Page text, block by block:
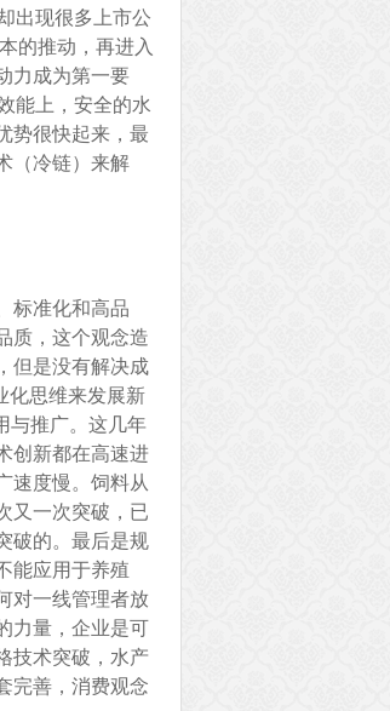
出现很多上市公
的推动，再进入
力成为第一要
能上，安全的水
势很快起来，最
（冷链）来解
标准化和高品
质，这个观念造
但是没有解决成
化思维来发展新
与推广。这几年
创新都在高速进
速度慢。饲料从
又一次突破，已
破的。最后是规
能应用于养殖
对一线管理者放
力量，企业是可
技术突破，水产
完善，消费观念